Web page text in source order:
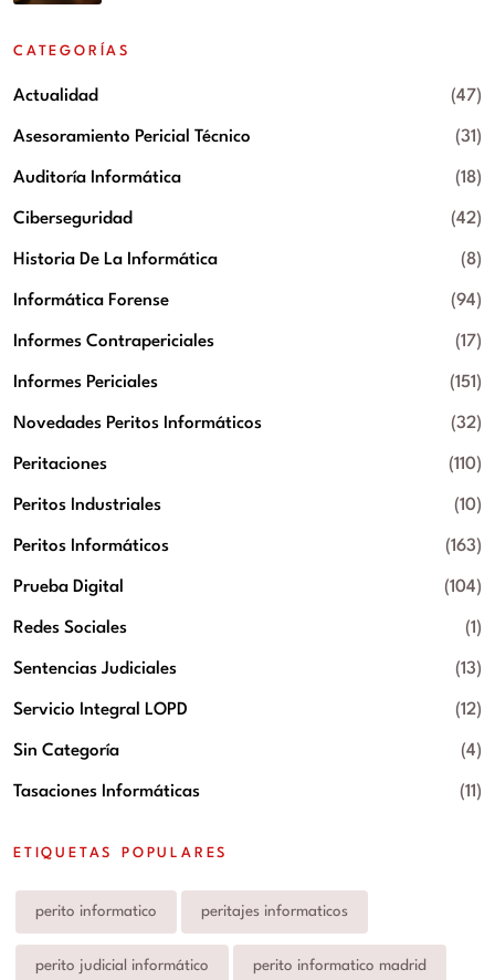
CATEGORÍAS
Actualidad (47)
Asesoramiento Pericial Técnico (31)
Auditoría Informática (18)
Ciberseguridad (42)
Historia De La Informática (8)
Informática Forense (94)
Informes Contrapericiales (17)
Informes Periciales (151)
Novedades Peritos Informáticos (32)
Peritaciones (110)
Peritos Industriales (10)
Peritos Informáticos (163)
Prueba Digital (104)
Redes Sociales (1)
Sentencias Judiciales (13)
Servicio Integral LOPD (12)
Sin Categoría (4)
Tasaciones Informáticas (11)
ETIQUETAS POPULARES
perito informatico peritajes informaticos
perito judicial informático perito informatico madrid